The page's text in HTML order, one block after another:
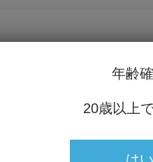
ペル
年齢
20歳以上